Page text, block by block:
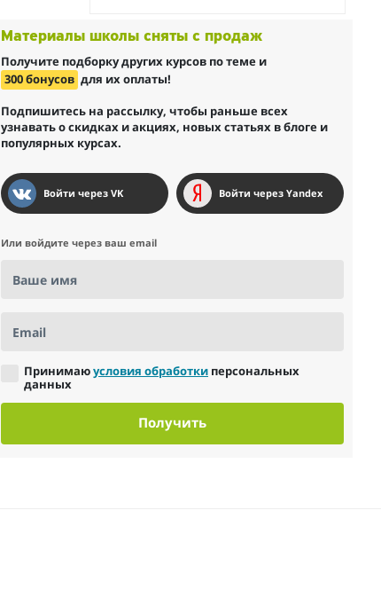
Материалы школы сняты с продаж
Получите подборку других курсов по теме и
300 бонусов для их оплаты!
Подпишитесь на рассылку, чтобы раньше всех
узнавать о скидках и акциях, новых статьях в блоге и
популярных курсах.
Войти через VK Войти через Yandex
Или войдите через ваш email
Ваше имя
Email
Принимаюусловия обработки персональных
данных
Получить